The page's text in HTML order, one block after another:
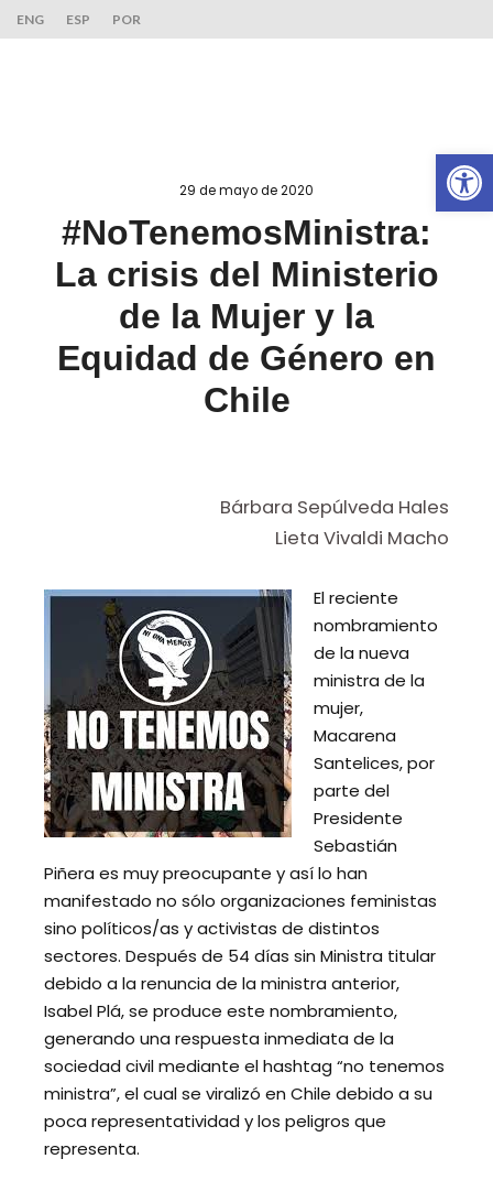
ENG ESP POR
29 de mayo de 2020
#NoTenemosMinistra:
La crisis del Ministerio
de la Mujer y la
Equidad de Género en
Chile
Bárbara Sepúlveda Hales
Lieta Vivaldi Macho
El reciente
nombramiento
de la nueva
ministra de la
mujer,
Macarena
Santelices, por
parte del
Presidente
Sebastián
Piñera es muy preocupante y así lo han
manifestado no sólo organizaciones feministas
sino políticos/as y activistas de distintos
sectores. Después de 54 días sin Ministra titular
debido a la renuncia de la ministra anterior,
Isabel Plá, se produce este nombramiento,
generando una respuesta inmediata de la
sociedad civil mediante el hashtag “no tenemos
ministra”, el cual se viralizó en Chile debido a su
poca representatividad y los peligros que
representa.